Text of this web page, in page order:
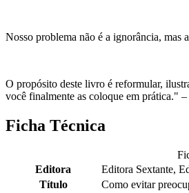
Nosso problema não é a ignorância, mas
O propósito deste livro é reformular,
você finalmente as coloque em prática." –
Ficha Técnica
Editora
Editora Sextante,
Título
Como evitar